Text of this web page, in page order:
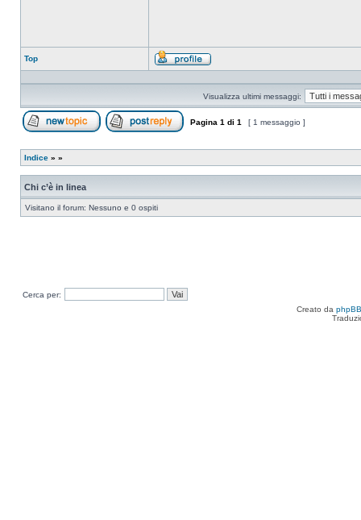
Top
Profilo
Visualizza ultimi messaggi:
Pagina 1 di 1 [ 1 messaggio ]
Indice » »
Chi c’è in linea
Visitano il forum: Nessuno e 0 ospiti
Cerca per:
Creato da phpBB